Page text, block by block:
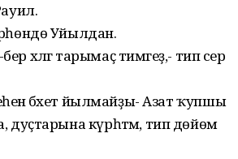
Уйылдан.
хәлгә тарымаҫ тимәгеҙ,- тип сер
бәхет йылмайҙы- Азат ҡупшы
дуҫтарына күрһәтәм, тип дөйөм